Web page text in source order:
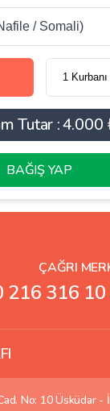
Tutar :4.000
BAĞIŞ YAP
ÇAĞRI
216 316
Cad. No: 10 Üsküdar